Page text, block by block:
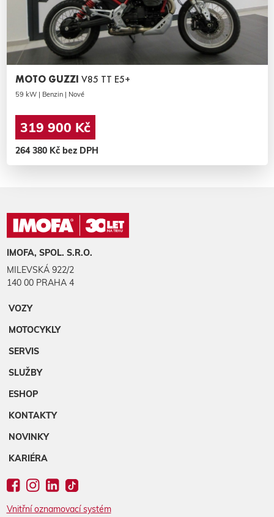
MOTO GUZZI V85 TT E5+
59 kW | Benzin | Nové
319 900 Kč
264 380 Kč bez DPH
IMOFA, SPOL. S.R.O.
MILEVSKÁ 922/2
140 00 PRAHA 4
VOZY
MOTOCYKLY
SERVIS
SLUŽBY
ESHOP
KONTAKTY
NOVINKY
KARIÉRA
Vnitřní oznamovací systém